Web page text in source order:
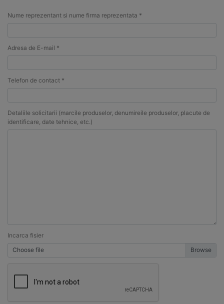
Nume reprezentant si nume firma reprezentata *
Adresa de E-mail *
Telefon de contact *
Detaliile solicitarii (marcile produselor, denumireile produselor, placute de
identificare, date tehnice, etc.)
Incarca fisier
Choose file